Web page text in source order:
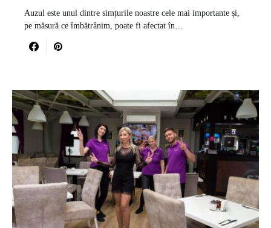
Auzul este unul dintre simțurile noastre cele mai importante și,
pe măsură ce îmbătrânim, poate fi afectat în…